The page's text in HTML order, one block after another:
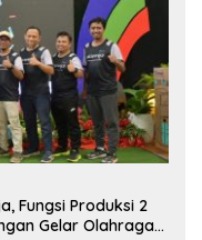
Fungsi Produksi 2
Gelar Olahraga